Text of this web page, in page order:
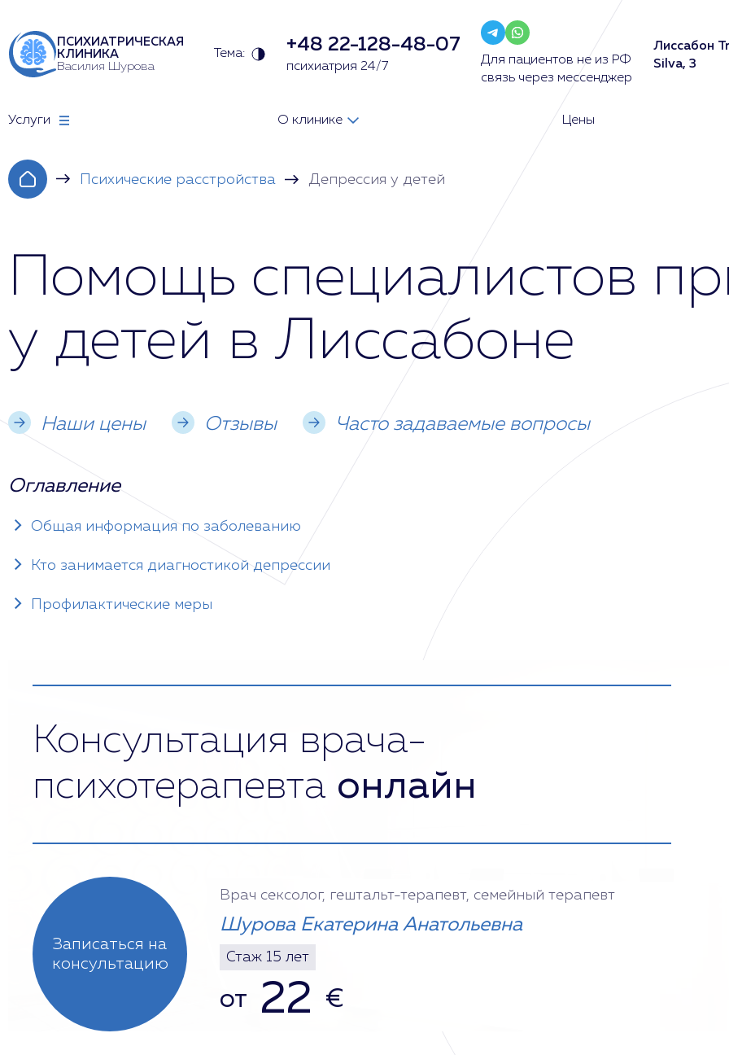
ПСИХИАТРИЧЕСКАЯ
КЛИНИКА
Василия Шурова
Тема: +48 22-128-48-07
психиатрия 24/7
Для пациентов не из РФ
связь через мессенджер
Лиссабон
Silva, 3
Услуги О клинике Цены
Психические расстройства Депрессия у детей
Помощь специалистов
у детей в Лиссабоне
Наши цены Отзывы Часто задаваемые вопросы
Оглавление
Общая информация по заболеванию
Кто занимается диагностикой депрессии
Профилактические меры
Консультация врача-
психотерапевта онлайн
Записаться на
консультацию
Врач сексолог, гештальт-терапевт, семейный терапевт
Шурова Екатерина Анатольевна
Стаж 15 лет
от 22 €